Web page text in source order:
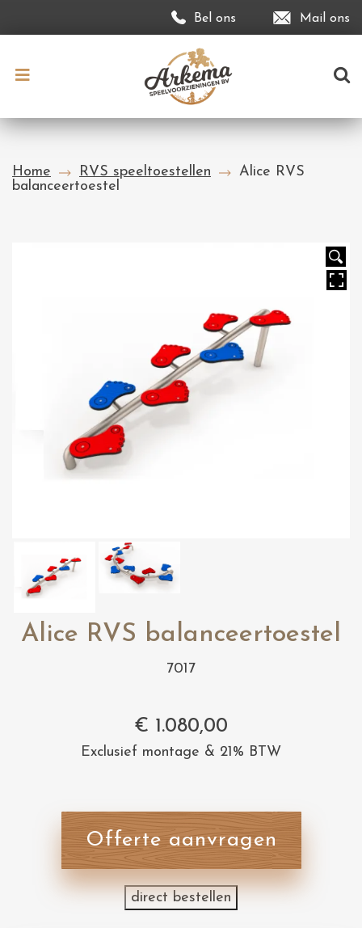
Bel ons Mail ons
Home RVS speeltoestellen
Alice RVS
balanceertoestel
Alice RVS balanceertoestel
7017
€ 1.080,00
Exclusief montage & 21% BTW
Offerte aanvragen
direct bestellen